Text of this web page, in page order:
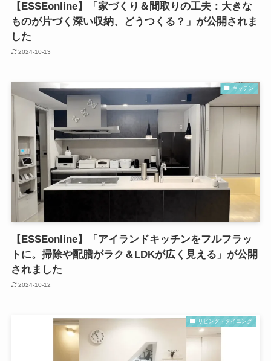
【ESSEonline】「家づくり＆間取りの工夫：大きな
ものが片づく深い収納、どうつくる？」が公開されま
した
2024-10-13
キッチン
【ESSEonline】「アイランドキッチンをフルフラッ
トに。掃除や配膳がラク＆LDKが広く見える」が公開
されました
2024-10-12
リビング・ダイニング